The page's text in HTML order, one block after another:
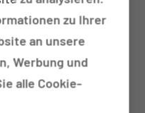
zu Ihrer
an unsere
Werbung und
alle Cookie-